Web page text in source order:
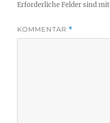
Erforderliche Felder sind mit
KOMMENTAR *